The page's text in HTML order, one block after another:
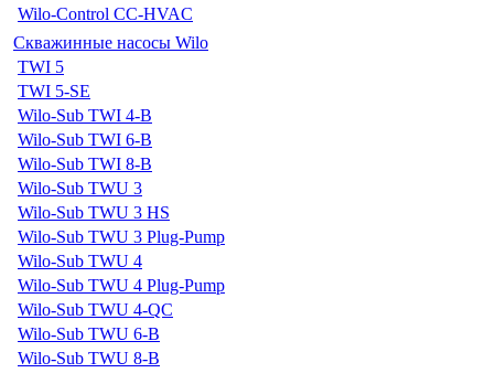
Wilo-Control CC-HVAC
Скважинные насосы Wilo
TWI 5
TWI 5-SE
Wilo-Sub TWI 4-B
Wilo-Sub TWI 6-B
Wilo-Sub TWI 8-B
Wilo-Sub TWU 3
Wilo-Sub TWU 3 HS
Wilo-Sub TWU 3 Plug-Pump
Wilo-Sub TWU 4
Wilo-Sub TWU 4 Plug-Pump
Wilo-Sub TWU 4-QC
Wilo-Sub TWU 6-B
Wilo-Sub TWU 8-B